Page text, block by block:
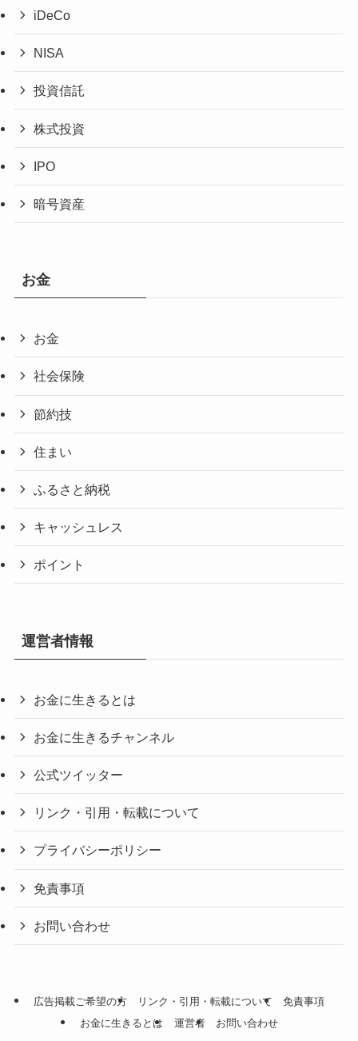
iDeCo
NISA
投資信託
株式投資
IPO
暗号資産
お金
お金
社会保険
節約技
住まい
ふるさと納税
キャッシュレス
ポイント
運営者情報
お金に生きるとは
お金に生きるチャンネル
公式ツイッター
リンク・引用・転載について
プライバシーポリシー
免責事項
お問い合わせ
広告掲載ご希望の方 リンク・引用・転載について
免責事項
お金に生きるとは
運営者 お問い合わせ